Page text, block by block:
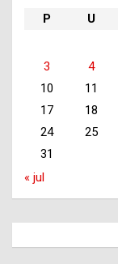
P
U
3
4
10
11
17
18
24
25
31
« jul